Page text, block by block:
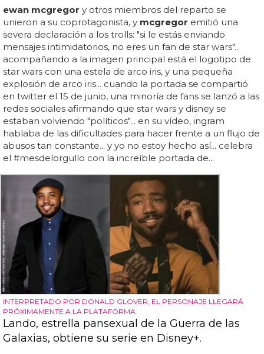
ewan mcgregor y otros miembros del reparto se
unieron a su coprotagonista, y mcgregor emitió una
severa declaración a los trolls: "si le estás enviando
mensajes intimidatorios, no eres un fan de star wars"...
acompañando a la imagen principal está el logotipo de
star wars con una estela de arco iris, y una pequeña
explosión de arco iris... cuando la portada se compartió
en twitter el 15 de junio, una minoría de fans se lanzó a las
redes sociales afirmando que star wars y disney se
estaban volviendo "políticos"... en su vídeo, ingram
hablaba de las dificultades para hacer frente a un flujo de
abusos tan constante... y yo no estoy hecho así... celebra
el #mesdelorgullo con la increíble portada de...
INTERPRETADO POR DONALD GLOVER, EL PERSONAJE LLEGARÁ
PRÓXIMAMENTE A LA PLATAFORMA
Lando, estrella pansexual de la Guerra de las
Galaxias, obtiene su serie en Disney+.